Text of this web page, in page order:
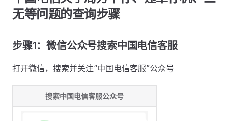
无等问题的查询步骤
步骤1：微信公众号搜索中国电信客服
打开微信，搜索并关注“中国电信客服”公众号
搜索中国电信客服公众号